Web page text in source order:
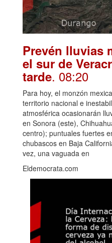
Prevén lluvias
el sur de
tarde. 08:20
Para hoy, el monzón
territorio nacional e
atmosférica ocasionarán
en Sonora (este),
centro); puntuales fuertes
chubascos en Baja
vez, una vaguada en
Eldemocrata.com